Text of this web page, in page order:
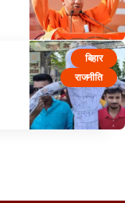
बिहार
राजनीति